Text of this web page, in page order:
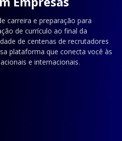
carreira e preparação para
de currículo ao final da
de centenas de recrutadores
plataforma que conecta você às
e internacionais.